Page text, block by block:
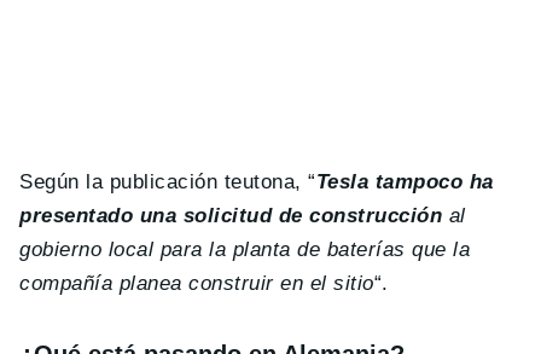
Según la publicación teutona, “Tesla tampoco ha
presentado una solicitud de construcción al
gobierno local para la planta de baterías que la
compañía planea construir en el sitio“.